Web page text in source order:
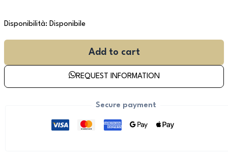
Disponibilità: Disponibile
Add to cart
REQUEST INFORMATION
Secure payment